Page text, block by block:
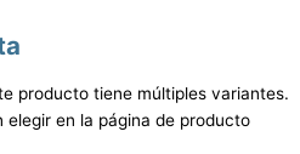
producto tiene múltiples variantes.
elegir en la página de producto